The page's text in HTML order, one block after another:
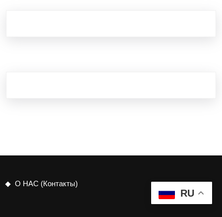
О НАС (Контакты)
RU